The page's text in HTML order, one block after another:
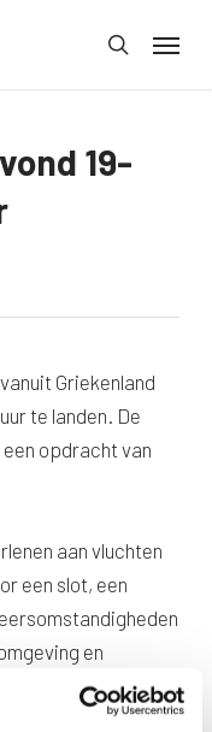
search
Menu
19-
Griekenland
te landen. De
opdracht van
aan vluchten
een slot, een
en
op.
toestel mag